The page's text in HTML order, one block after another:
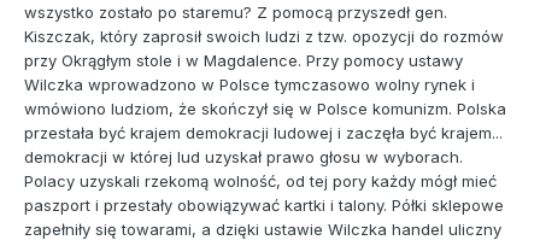
wszystko zostało po staremu? Z pomocą przyszedł gen.
Kiszczak, który zaprosił swoich ludzi z tzw. opozycji do rozmów
przy Okrągłym stole i w Magdalence. Przy pomocy ustawy
Wilczka wprowadzono w Polsce tymczasowo wolny rynek i
wmówiono ludziom, że skończył się w Polsce komunizm. Polska
przestała być krajem demokracji ludowej i zaczęła być krajem...
demokracji w której lud uzyskał prawo głosu w wyborach.
Polacy uzyskali rzekomą wolność, od tej pory każdy mógł mieć
paszport i przestały obowiązywać kartki i talony. Półki sklepowe
zapełniły się towarami, a dzięki ustawie Wilczka handel uliczny